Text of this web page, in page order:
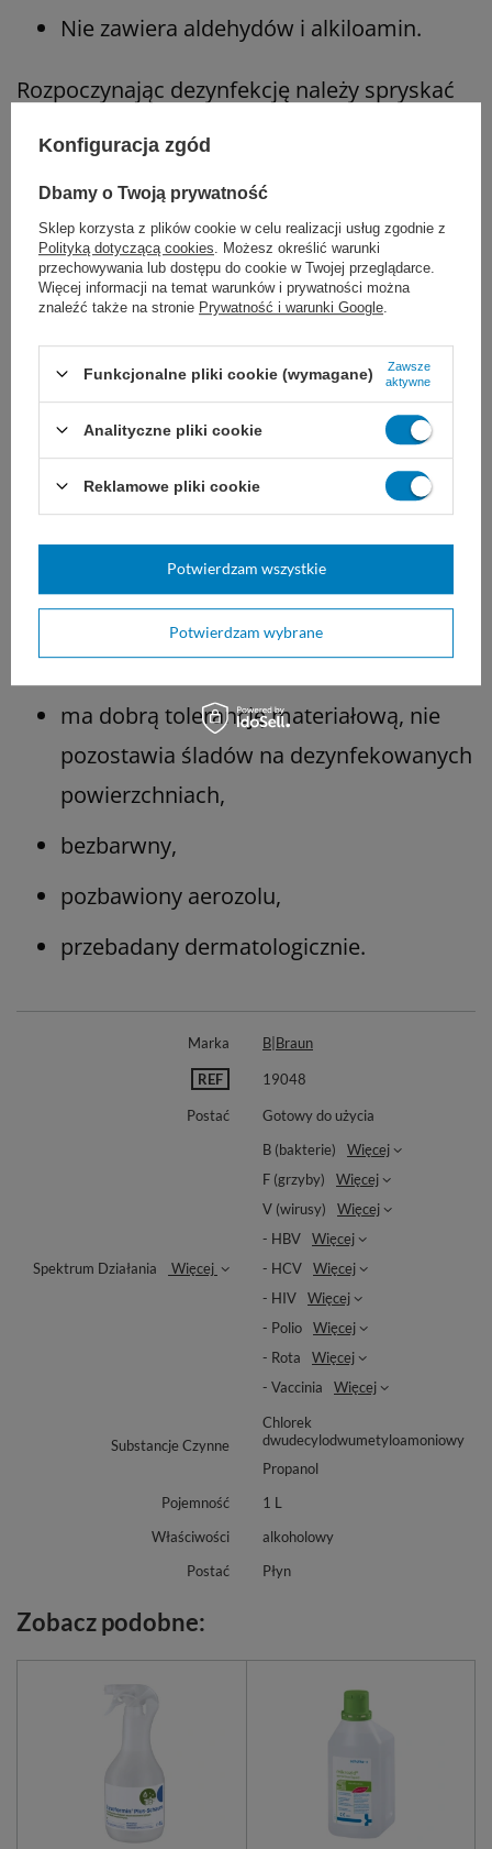
Nie zawiera aldehydów i alkiloamin.
Rozpoczynając dezynfekcję należy spryskać
powierzchnię, następnie przecierać (czyścić) i
utrzymywać mokrą powierzchnię mytego
obiektu. Średni czas działania preparatu
wynosi 1. minutę.
Meliseptol Rapid należy rozprowadzać za
pomocą spryskiwacza. Produkt nie rozpyla
się w sposób szkodliwy dla zdrowia.
Właściwości preparatu Meliseptol Rapid:
szybki i skuteczny,
gotowy do użycia,
nie zawiera alkiloamin, aldehydów,
ma dobrą tolerancję materiałową, nie
pozostawia śladów na dezynfekowanych
powierzchniach,
bezbarwny,
pozbawiony aerozolu,
przebadany dermatologicznie.
Marka B|Braun
REF 19048
Postać Gotowy do użycia
Spektrum Działania Więcej
B (bakterie)
Więcej
F (grzyby)
Więcej
V (wirusy)
Więcej
- HBV
Więcej
- HCV
Więcej
- HIV
Więcej
- Polio
Więcej
- Rota
Więcej
- Vaccinia
Więcej
Substancje Czynne
Chlorek
dwudecylodwumetyloamoniowy
Propanol
Pojemność
1 L
Właściwości
alkoholowy
Postać
Płyn
Zobacz podobne:
Konfiguracja zgód
Dbamy o Twoją prywatność
Sklep korzysta z plików cookie w celu realizacji usług zgodnie z
Polityką dotyczącą cookies . Możesz określić warunki
przechowywania lub dostępu do cookie w Twojej przeglądarce.
Więcej informacji na temat warunków i prywatności można
znaleźć także na stronie Prywatność i warunki Google
Funkcjonalne pliki cookie (wymagane)
Zawsze
aktywne
Analityczne pliki cookie
Reklamowe pliki cookie
Potwierdzam wybrane
Potwierdzam wszystkie